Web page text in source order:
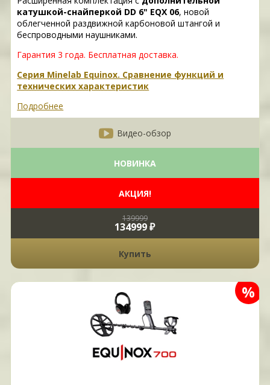
катушкой-снайперкой DD 6" EQX 06, новой
облегченной раздвижной карбоновой штангой и
беспроводными наушниками.
Гарантия 3 года. Бесплатная доставка.
Серия Minelab Equinox. Сравнение функций и
технических характеристик
Подробнее
Видео-обзор
НОВИНКА
АКЦИЯ!
139999
134999 ₽
Купить
%